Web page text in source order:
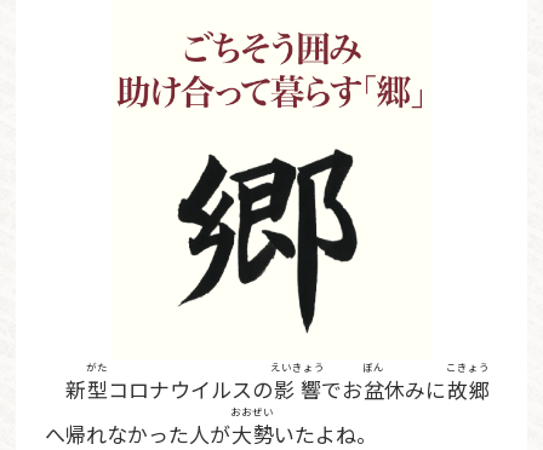
新型
がた
コロナウイルスの影響
えいきょう
でお盆
ぼん
休みに故郷
こきょう
へ帰れなかった人が大勢
おおぜい
いたよね。